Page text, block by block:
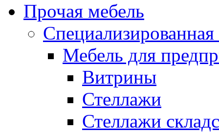
Прочая мебель
Специализированная
Мебель для
Витрины
Стеллажи
Стеллажи